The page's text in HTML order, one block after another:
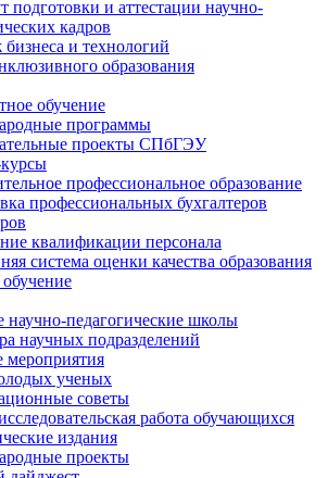
подготовки и аттестации научно-
кадров
и технологий
образования
обучение
программы
проекты СПбГЭУ
профессиональное образование
профессиональных бухгалтеров
квалификации персонала
система оценки качества образования
педагогические школы
научных подразделений
мероприятия
ученых
советы
работа обучающихся
издания
проекты